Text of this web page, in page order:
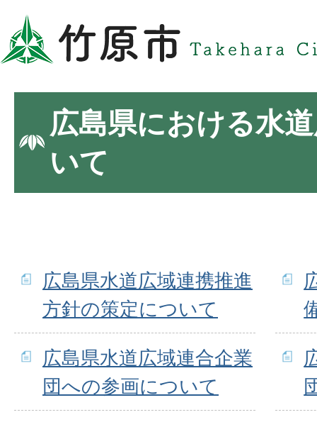
広島県における水
いて
広島県水道広域連携推進
方針の策定について
広島県水道広域連合企業
団への参画について